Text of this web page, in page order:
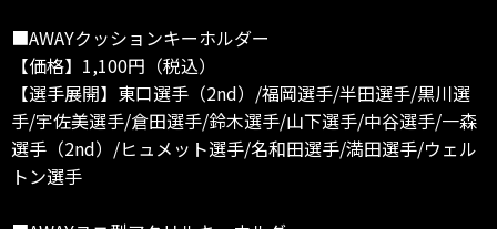
■AWAYクッションキーホルダー
【価格】1,100円（税込）
【選手展開】東口選手（2nd）/福岡選手/半田選手/黒川選
手/宇佐美選手/倉田選手/鈴木選手/山下選手/中谷選手/一森
選手（2nd）/ヒュメット選手/名和田選手/満田選手/ウェル
トン選手